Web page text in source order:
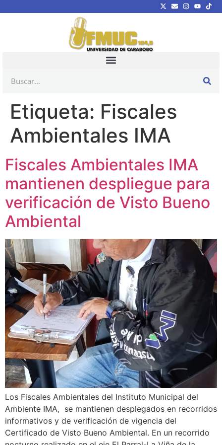
Etiqueta: Fiscales
Ambientales IMA
Fiscales Ambientales IMA
mantienen despliegue para
verificación de Visto Bueno
Ambiental
Los Fiscales Ambientales del Instituto Municipal del
Ambiente IMA, se mantienen desplegados en recorridos
informativos y de verificación de vigencia del
Certificado de Visto Bueno Ambiental. En un recorrido